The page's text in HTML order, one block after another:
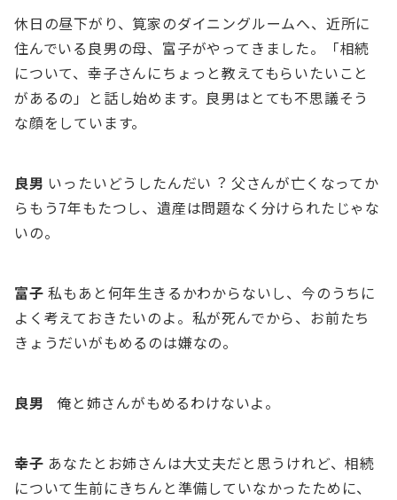
休⽇の昼下がり、筧家のダイニングルームへ、近所に
住んでいる良男の⺟、富⼦がやってきました。「相続
について、幸⼦さんにちょっと教えてもらいたいこと
があるの」と話し始めます。良男はとても不思議そう
な顔をしています。
良男 いったいどうしたんだい︖ ⽗さんが亡くなってか
らもう7年もたつし、遺産は問題なく分けられたじゃな
いの。
富⼦私もあと何年⽣きるかわからないし、今のうちに
よく考えておきたいのよ。私が死んでから、お前たち
きょうだいがもめるのは嫌なの。
良男 俺と姉さんがもめるわけないよ。
幸⼦ あなたとお姉さんは⼤丈夫だと思うけれど、相続
について⽣前にきちんと準備していなかったために、